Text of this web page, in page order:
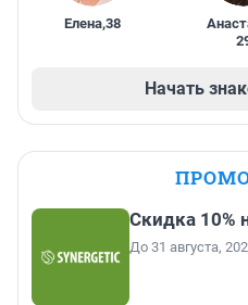
Елена,38
Начать
Скидка 10%
До 31 августа,